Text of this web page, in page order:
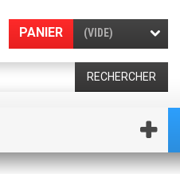
PANIER (VIDE)
RECHERCHER